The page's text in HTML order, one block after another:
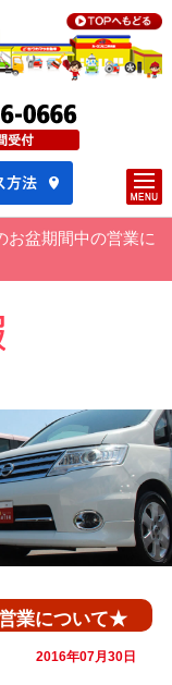
盆期間中の営業に
業について★
2016年07月30日